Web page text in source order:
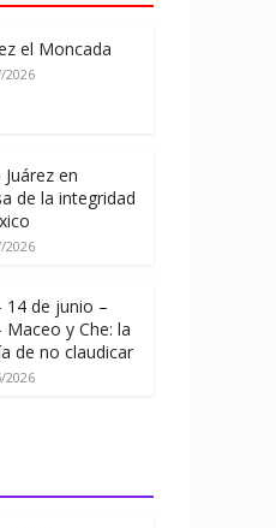
el Moncada
2026
en
de la integridad
2026
14 de junio –
Maceo y Che: la
de no claudicar
2026